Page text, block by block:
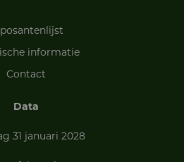
informatie
Contact
Data
31 januari 2028